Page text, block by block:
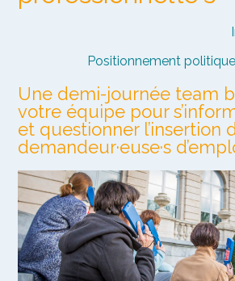
Positionnement politique
Une demi-journée team
votre équipe pour
et questionner l’insertion
demandeur·euse·s